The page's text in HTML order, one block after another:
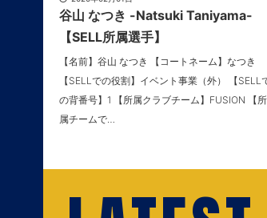
谷山 なつき -Natsuki Taniyama-
【SELL所属選手】
【名前】谷山 なつき 【コートネーム】なつき
【SELLでの役割】イベント事業（外） 【SELL
の背番号】1 【所属クラブチーム】FUSION 【所
属チームで…